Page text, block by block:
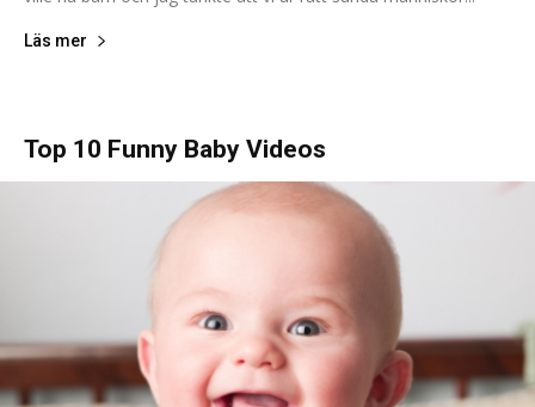
Läs mer
Top 10 Funny Baby Videos